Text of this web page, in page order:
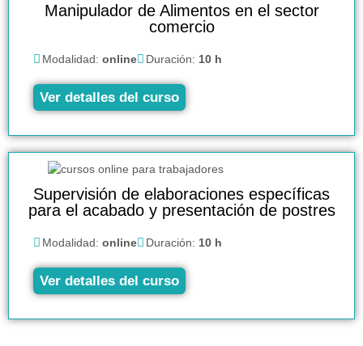
Manipulador de Alimentos en el sector
comercio
Modalidad: online Duración: 10 h
Ver detalles del curso
Supervisión de elaboraciones específicas
para el acabado y presentación de postres
Modalidad: online Duración: 10 h
Ver detalles del curso